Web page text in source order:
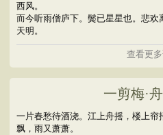
西风。
而今听雨僧庐下。鬓已星星也。悲欢
天明。
查看更
一剪梅·
一片春愁待酒浇。江上舟摇，楼上
飘，雨又萧萧。